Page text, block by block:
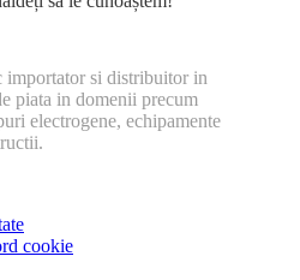
importator si distribuitor in
piata in domenii precum
electrogene, echipamente
cookie